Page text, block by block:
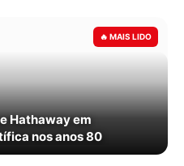
Hathaway em
nos anos 80